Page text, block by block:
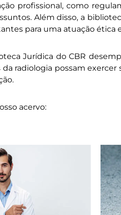
profissional, como
Além disso, a
para uma atuação ética
Jurídica do CBR
radiologia possam
acervo: